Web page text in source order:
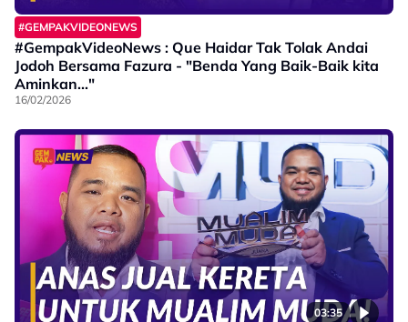
#GEMPAKVIDEONEWS
#GempakVideoNews : Que Haidar Tak Tolak Andai
Jodoh Bersama Fazura - "Benda Yang Baik-Baik kita
Aminkan..."
16/02/2026
03:35